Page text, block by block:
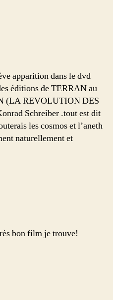
apparition dans le dvd
éditions de TERRAN au
(LA REVOLUTION DES
Schreiber .tout est dit
les cosmos et l’aneth
naturellement et
:
bon film je trouve!